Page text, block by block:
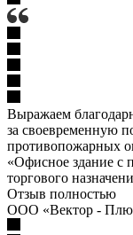
Выражаем
за своевременную
противопожарных
«Офисное здание с
торгового
Отзыв полностью
ООО «Вектор -